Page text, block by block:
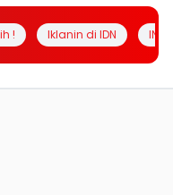
! Iklanin di IDN